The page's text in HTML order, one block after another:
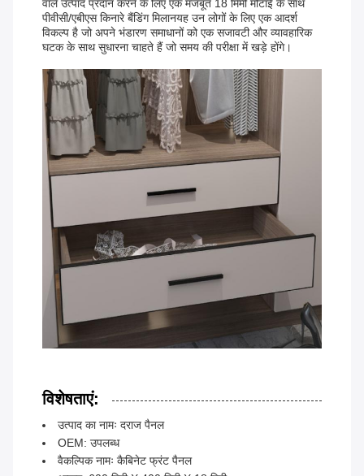
वाले उत्पाद प्रदान करने के लिए एक मजबूत 18 मिमी मोटाई के साथ
पीवीसी/एबीएस किनारे बैंडिंग मिलानयह उन लोगों के लिए एक आदर्श
विकल्प है जो अपने भंडारण समाधानों को एक सजावटी और व्यावहारिक
घटक के साथ सुधारना चाहते हैं जो समय की परीक्षा में खड़े होंगे।
विशेषताएं:
उत्पाद का नामः दराज पैनल
OEM: उपलब्ध
वैकल्पिक नामः कैबिनेट फ्रंट पैनल